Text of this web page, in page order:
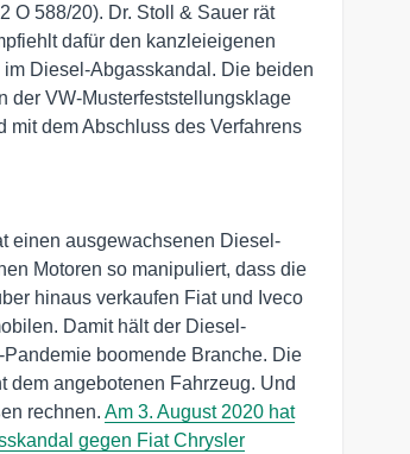
O 588/20). Dr. Stoll & Sauer rät
dafür den kanzleieigenen
Diesel-Abgasskandal. Die beiden
der VW-Musterfeststellungsklage
mit dem Abschluss des Verfahrens
einen ausgewachsenen Diesel-
Motoren so manipuliert, dass die
hinaus verkaufen Fiat und Iveco
Damit hält der Diesel-
boomende Branche. Die
dem angebotenen Fahrzeug. Und
rechnen. Am 3. August 2020 hat
gegen Fiat Chrysler